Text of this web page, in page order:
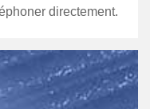
directement.